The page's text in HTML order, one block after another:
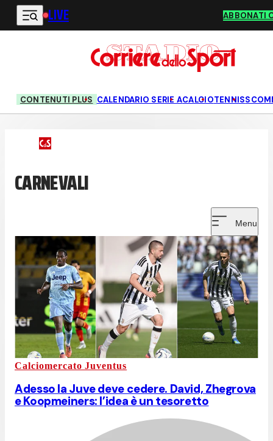
Vai al contenuto principale
LIVE ABBONATI
CONTENUTI PLUS CALENDARIO SERIE ACALCIOTENNIS
CARNEVALI
Menu
Calciomercato Juventus
Adesso la Juve deve cedere. David, Zhegrova
e Koopmeiners: l’idea è un tesoretto